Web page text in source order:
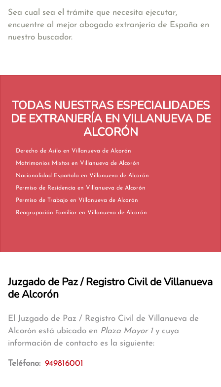
Sea cual sea el trámite que necesita ejecutar,
encuentre al mejor abogado extranjería de España en
nuestro buscador.
TODAS NUESTRAS ESPECIALIDADES
DE EXTRANJERÍA EN VILLANUEVA DE
ALCORÓN
Derecho de Asilo en Villanueva de Alcorón
Matrimonios Mixtos en Villanueva de Alcorón
Nacionalidad Española en Villanueva de Alcorón
Permiso de Residencia en Villanueva de Alcorón
Permiso de Trabajo en Villanueva de Alcorón
Reagrupación Familiar en Villanueva de Alcorón
Juzgado de Paz / Registro Civil de Villanueva
de Alcorón
El Juzgado de Paz / Registro Civil de Villanueva de
Alcorón está ubicado en Plaza Mayor 1y cuya
información de contacto es la siguiente:
Teléfono: 949816001